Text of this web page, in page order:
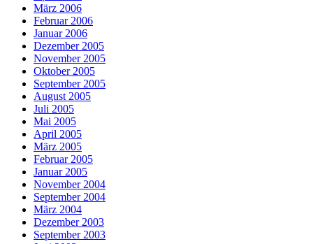
März 2006
Februar 2006
Januar 2006
Dezember 2005
November 2005
Oktober 2005
September 2005
August 2005
Juli 2005
Mai 2005
April 2005
März 2005
Februar 2005
Januar 2005
November 2004
September 2004
März 2004
Dezember 2003
September 2003